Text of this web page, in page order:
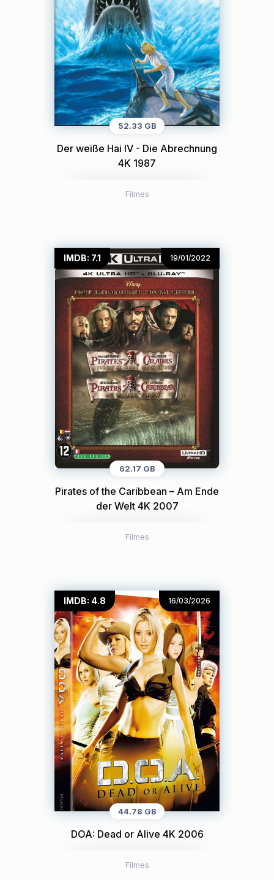
52.33 GB
Der weiße Hai IV - Die Abrechnung
4K 1987
Filmes
IMDB: 7.1 19/01/2022
62.17 GB
Pirates of the Caribbean – Am Ende
der Welt 4K 2007
Filmes
IMDB: 4.8 16/03/2026
44.78 GB
DOA: Dead or Alive 4K 2006
Filmes